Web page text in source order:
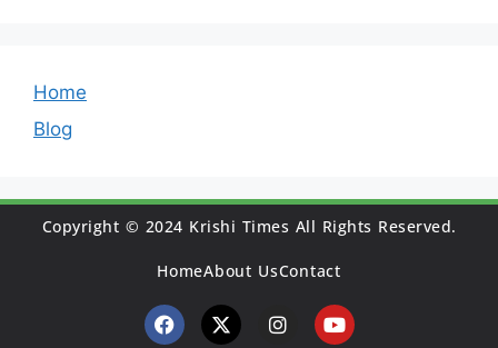
Home
Blog
Copyright © 2024 Krishi Times All Rights Reserved.
HomeAbout UsContact